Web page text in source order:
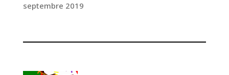
septembre 2019